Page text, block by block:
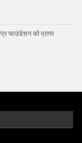
फाउंडेशन को प्राप्त